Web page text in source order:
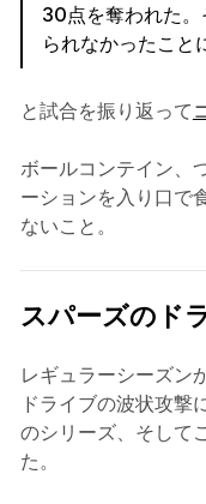
30点を奪われた
られなかったこと
と試合を振り返って
ボールコンテイン、
ーションを入り口で
ないこと。
スパーズのド
レギュラーシーズン
ドライブの波状攻撃
のシリーズ、そして
た。